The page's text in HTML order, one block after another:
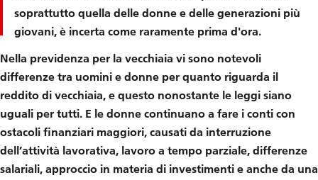
soprattutto quella delle donne e delle generazioni più
giovani, è incerta come raramente prima d'ora.
Nella previdenza per la vecchiaia vi sono notevoli
differenze tra uomini e donne per quanto riguarda il
reddito di vecchiaia, e questo nonostante le leggi siano
uguali per tutti. E le donne continuano a fare i conti con
ostacoli finanziari maggiori, causati da interruzione
dell’attività lavorativa, lavoro a tempo parziale, differenze
salariali, approccio in materia di investimenti e anche da una